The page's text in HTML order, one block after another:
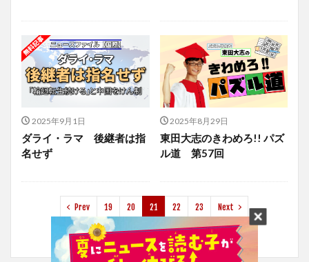
2025年9月1日
ダライ・ラマ 後継者は指
名せず
2025年8月29日
東田大志のきわめろ!! パズ
ル道 第57回
Prev 19 20 21 22 23 Next